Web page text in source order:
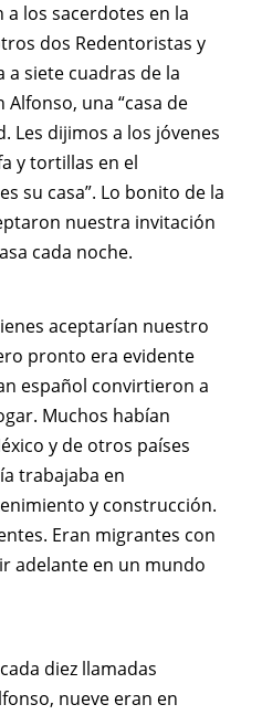
a los sacerdotes en la
dos Redentoristas y
a siete cuadras de la
Alfonso, una “casa de
Les dijimos a los jóvenes
y tortillas en el
su casa”. Lo bonito de la
nuestra invitación
cada noche.
aceptarían nuestro
pronto era evidente
español convirtieron a
Muchos habían
y de otros países
trabajaba en
y construcción.
Eran migrantes con
adelante en un mundo
diez llamadas
nueve eran en